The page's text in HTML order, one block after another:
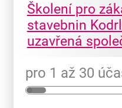
Školení pro
stavebnin
uzavřená
pro 1 až 30